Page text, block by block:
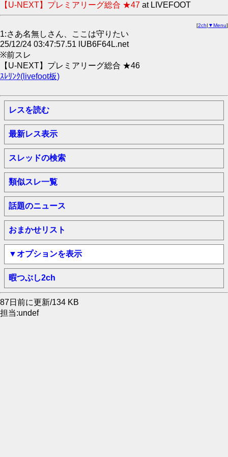
【U-NEXT】プレミアリーグ総合 ★47 at LIVEFOOT
[2ch| ▼Menu]
1:さあ名無しさん、ここは守りたい
25/12/24 03:47:57.51 lUB6F64L.net
※前スレ
【U-NEXT】プレミアリーグ総合 ★46
ｽﾚﾘﾝｸ(livefoot板)
レスを読む
最新レス表示
スレッドの検索
類似スレ一覧
話題のニュース
おまかせリスト
▼オプションを表示
暇つぶし2ch
87日前に更新/134 KB
担当:undef